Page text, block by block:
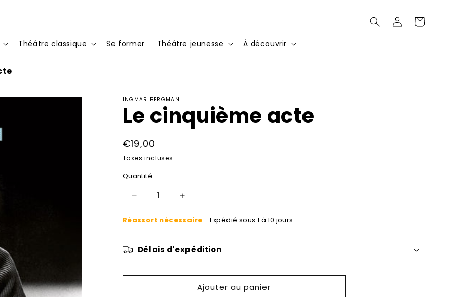
Théâtre classique Se former Théâtre jeunesse À découvrir
ConnexionPanier
INGMAR BERGMAN
Le cinquième acte
Prix
habituel
€19,00
Taxes incluses.
Quantité
Réduire
quantité
cinquième
Augmenter
quantité
cinquième
Réassort nécessaire - Expédié sous 1 à 10 jours.
Délais d'expédition
Ajouter au panier